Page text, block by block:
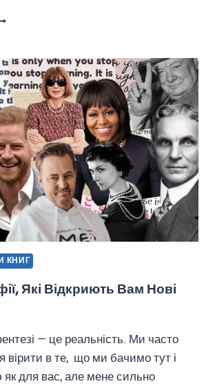
КНИГ
Які Відкриють Вам Нові
— це реальність. Ми часто
вірити в те, що ми бачимо тут і
для вас, але мене сильно